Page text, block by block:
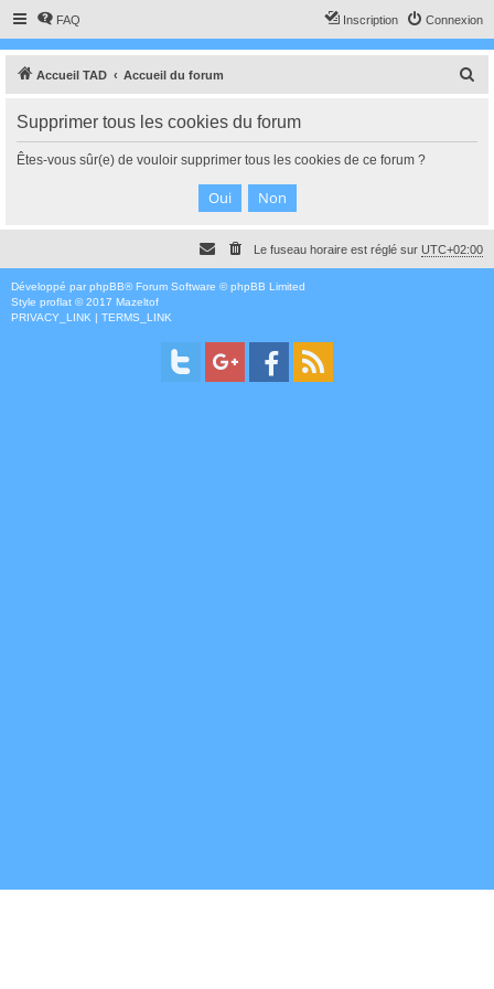
FAQ Connexion
Inscription
Accueil TAD Accueil du forum
c
h
Supprimer tous les cookies du forum
Êtes-vous sûr(e) de vouloir supprimer tous les cookies de ce forum ?
Le fuseau horaire est réglé sur UTC+02:00
Développé par phpBB® Forum Software © phpBB Limited
Style proflat © 2017 Mazeltof
PRIVACY_LINK | TERMS_LINK